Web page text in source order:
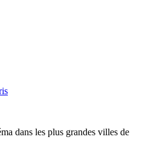
dans les plus grandes villes de